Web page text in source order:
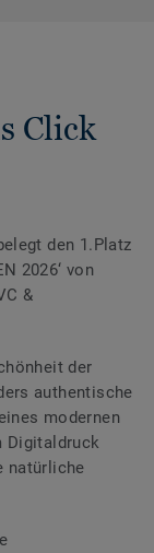
Click
den 1.Platz
2026‘ von
&
der
authentische
modernen
Digitaldruck
natürliche